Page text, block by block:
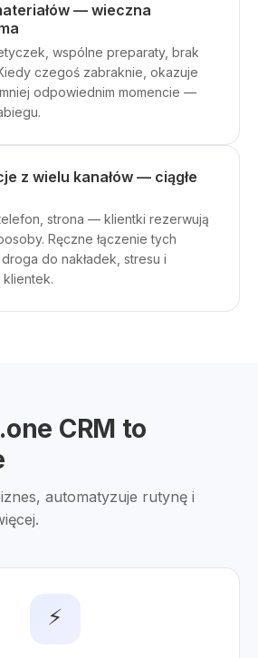
— wieczna
wspólne preparaty, brak
czegoś zabraknie, okazuje
odpowiednim momencie —
z wielu kanałów — ciągłe
strona — klientki rezerwują
Ręczne łączenie tych
do nakładek, stresu i
CRM to
automatyzuje rutynę i
⚡